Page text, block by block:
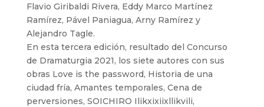
Flavio Giribaldi Rivera, Eddy Marco Martínez
Ramírez, Pável Paniagua, Arny Ramírez y
Alejandro Tagle.
En esta tercera edición, resultado del Concurso
de Dramaturgia 2021, los siete autores con sus
obras Love is the password, Historia de una
ciudad fría, Amantes temporales, Cena de
perversiones, SOICHIRO Ilikxixiixllikvili,